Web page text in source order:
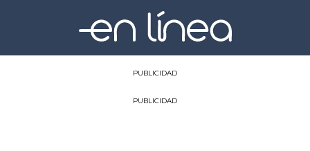
PUBLICIDAD
PUBLICIDAD